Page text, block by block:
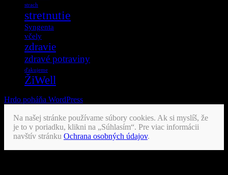
strach
stretnutie
Syngenta
včely
zdravie
zdravé potraviny
ďakujeme
ŽiWell
Hrdo poháňa WordPress
Na našej stránke používame súbory cookies. Ak si myslíš, že
je to v poriadku, klikni na „Súhlasím“. Pre viac informácii
navštív stránku Ochrana osobných údajov.